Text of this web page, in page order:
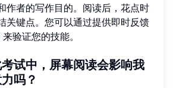
作者的写作目的。阅读后，花点时
关键点。您可以通过提供即时反馈
来验证您的技能。
试中，屏幕阅读会影响我
吗？